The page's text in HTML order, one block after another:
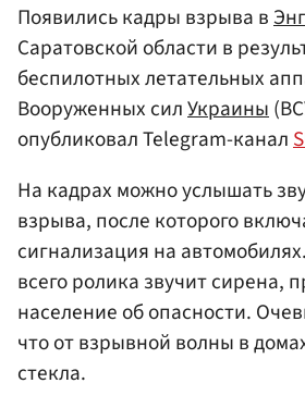
Появились кадры взрыва в
Саратовской области в
беспилотных летательных
Вооруженных силУкраины
опубликовал Telegram-канал
На кадрах можно услышать
взрыва, после которого
сигнализация на
всего ролика звучит сирена,
население об опасности.
что от взрывной волны в
стекла.